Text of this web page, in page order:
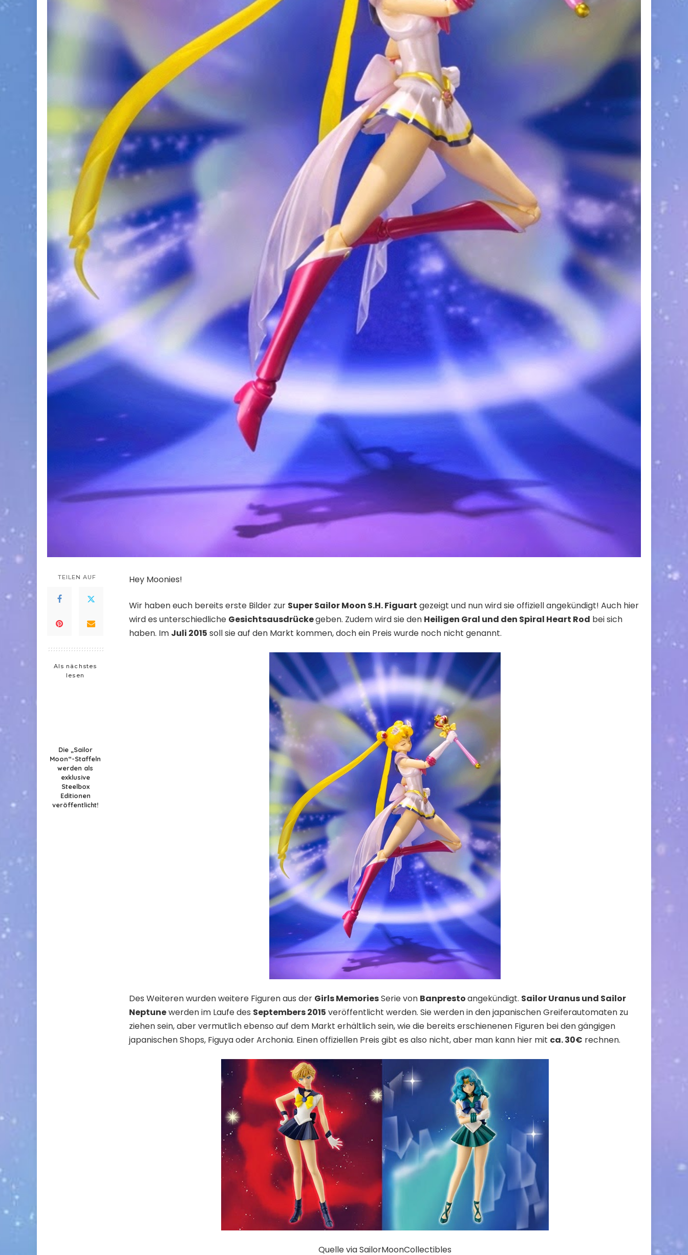
TEILEN AUF
Als nächstes
lesen
Die „Sailor
Moon“-Staffeln
werden als
exklusive
Steelbox
Editionen
veröffentlicht!
Hey Moonies!
Wir haben euch bereits erste Bilder zur Super Sailor Moon S.H. Figuart gezeigt und nun wird sie offiziell angekündigt! Auch hier
wird es unterschiedliche Gesichtsausdrückegeben. Zudem wird sie den Heiligen Gral und den Spiral Heart Rod bei sich
haben. Im Juli 2015 soll sie auf den Markt kommen, doch ein Preis wurde noch nicht genannt.
Des Weiteren wurden weitere Figuren aus der Girls MemoriesSerie von Banprestoangekündigt. Sailor Uranus und Sailor
Neptunewerden im Laufe des Septembers 2015 veröffentlicht werden. Sie werden in den japanischen Greiferautomaten zu
ziehen sein, aber vermutlich ebenso auf dem Markt erhältlich sein, wie die bereits erschienenen Figuren bei den gängigen
japanischen Shops, Figuya oder Archonia. Einen offiziellen Preis gibt es also nicht, aber man kann hier mit ca. 30€ rechnen.
QuelleviaSailorMoonCollectibles